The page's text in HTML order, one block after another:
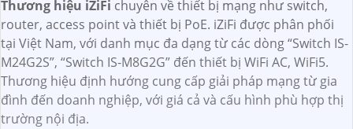
Thương hiệu iZiFi chuyên về thiết bị mạng như switch,
router, access point và thiết bị PoE. iZiFi được phân phối
tại Việt Nam, với danh mục đa dạng từ các dòng “Switch IS-
M24G2S”, “Switch IS-M8G2G” đến thiết bị WiFi AC, WiFi5.
Thương hiệu định hướng cung cấp giải pháp mạng từ gia
đình đến doanh nghiệp, với giá cả và cấu hình phù hợp thị
trường nội địa.